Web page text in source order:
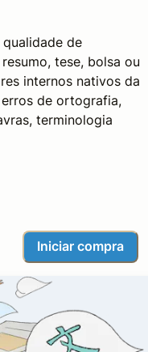
de
tese, bolsa ou
internos nativos da
de ortografia,
terminologia
Iniciar compra